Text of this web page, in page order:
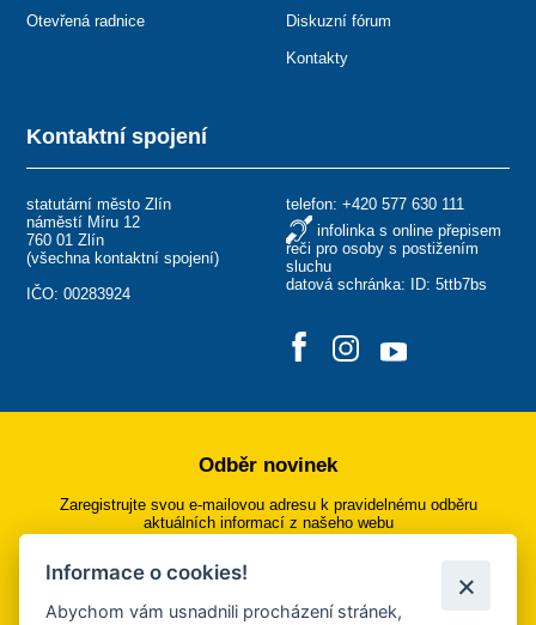
Kontaktní spojení
statutární město Zlín
náměstí Míru 12
760 01 Zlín
(všechna kontaktní spojení)
IČO: 00283924
telefon: +420 577 630 111
infolinka s online přepisem
řeči pro osoby s postižením
sluchu
datová schránka: ID: 5ttb7bs
Otevřená radnice Diskuzní fórum
Kontakty
Odběr novinek
Zaregistrujte svou e-mailovou adresu k pravidelnému odběru
aktuálních informací z našeho webu
Přihlásit se k odběru
Informace o cookies!
Abychom vám usnadnili procházení stránek,